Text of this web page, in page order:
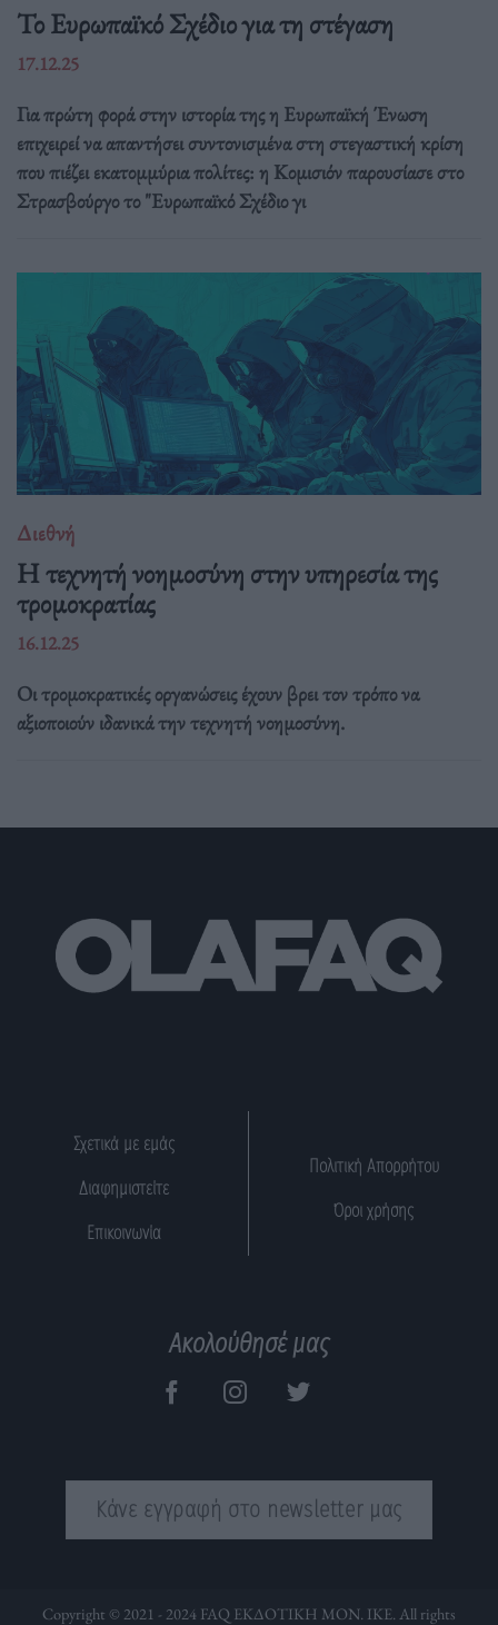
Το Ευρωπαϊκό Σχέδιο για τη στέγαση
17.12.25
Για πρώτη φορά στην ιστορία της η Ευρωπαϊκή Ένωση
επιχειρεί να απαντήσει συντονισμένα στη στεγαστική κρίση
που πιέζει εκατομμύρια πολίτες: η Κομισιόν παρουσίασε στο
Στρασβούργο το "Ευρωπαϊκό Σχέδιο γι
Διεθνή
Η τεχνητή νοημοσύνη στην υπηρεσία της
τρομοκρατίας
16.12.25
Οι τρομοκρατικές οργανώσεις έχουν βρει τον τρόπο να
αξιοποιούν ιδανικά την τεχνητή νοημοσύνη.
Σχετικά με εμάς
Διαφημιστείτε
Επικοινωνία
Πολιτική Απορρήτου
Όροι χρήσης
Ακολούθησέ μας
Κάνε εγγραφή στο newsletter μας
Copyright © 2021 - 2024 FAQ ΕΚΔΟΤΙΚΗ ΜΟΝ. ΙΚΕ. All rights